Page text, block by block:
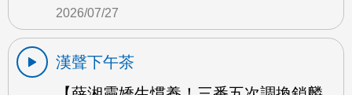
2026/07/27
漢聲下午茶